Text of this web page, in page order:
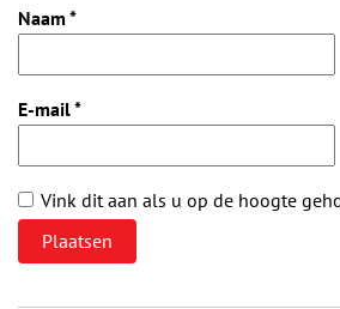
Naam *
E-mail*
Vink dit aan als u op de hoogte